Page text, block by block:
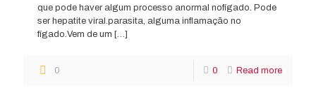
que pode haver algum processo anormal nofígado. Pode
ser hepatite viral.parasita, alguma inflamação no
fígado.Vem de um […]
0 0 Read more